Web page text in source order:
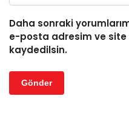
Daha sonraki
e-posta adresim ve site
kaydedilsin.